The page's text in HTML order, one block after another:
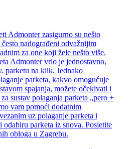
Admonter zasigurno su nešto
često nadograđeni odvažnijim
za one koji žele nešto više.
Admonter vrlo je jednostavno,
parketu na klik. Jednako
parketa, kakvo omogućuje
spajanja, možete očekivati i
sustav polaganja parketa „pero +
vam pomoći dodatnim
uz polaganje parketa i
odabiru parketa iz snova. Posjetite
obloga u Zagrebu.